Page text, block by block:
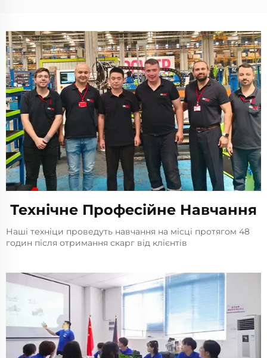
Технічне Професійне Навчання
Наші техніци проведуть навчання на місці протягом 48
годин після отримання скарг від клієнтів